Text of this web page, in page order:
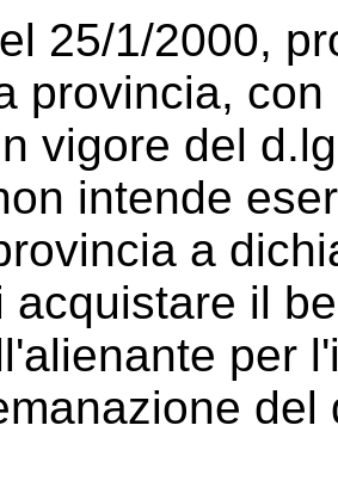
25/1/2000,
provincia,
vigore del
intende
a
acquistare il
per